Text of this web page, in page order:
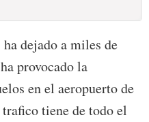
ha dejado a miles de
provocado la
en el aeropuerto de
tiene de todo el